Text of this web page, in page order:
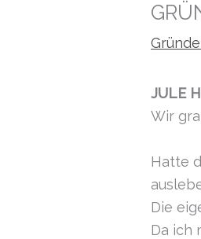
JULE
Wir
Hatte
Die
Da ich